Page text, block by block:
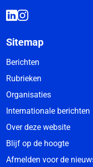
Sitemap
Berichten
Rubrieken
Organisaties
Internationale berichten
Over deze website
Blijf op de hoogte
Afmelden voor de